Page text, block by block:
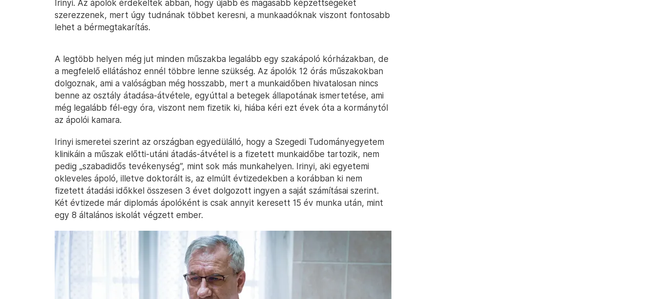
Irinyi. Az ápolók érdekeltek abban, hogy újabb és magasabb képzettségeket
szerezzenek, mert úgy tudnának többet keresni, a munkaadóknak viszont fontosabb
lehet a bérmegtakarítás.
A legtöbb helyen még jut minden műszakba legalább egy szakápoló kórházakban, de
a megfelelő ellátáshoz ennél többre lenne szükség. Az ápolók 12 órás műszakokban
dolgoznak, ami a valóságban még hosszabb, mert a munkaidőben hivatalosan nincs
benne az osztály átadása-átvétele, egyúttal a betegek állapotának ismertetése, ami
még legalább fél-egy óra, viszont nem fizetik ki, hiába kéri ezt évek óta a kormánytól
az ápolói kamara.
Irinyi ismeretei szerint az országban egyedülálló, hogy a Szegedi Tudományegyetem
klinikáin a műszak előtti-utáni átadás-átvétel is a fizetett munkaidőbe tartozik, nem
pedig „szabadidős tevékenység”, mint sok más munkahelyen. Irinyi, aki egyetemi
okleveles ápoló, illetve doktorált is, az elmúlt évtizedekben a korábban ki nem
fizetett átadási időkkel összesen 3 évet dolgozott ingyen a saját számításai szerint.
Két évtizede már diplomás ápolóként is csak annyit keresett 15 év munka után, mint
egy 8 általános iskolát végzett ember.